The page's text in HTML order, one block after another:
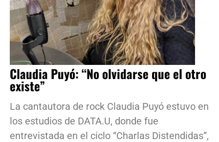
Claudia Puyó: “No olvidarse que el otro
existe”
La cantautora de rock Claudia Puyó estuvo en
los estudios de DATA.U, donde fue
entrevistada en el ciclo “Charlas Distendidas”,